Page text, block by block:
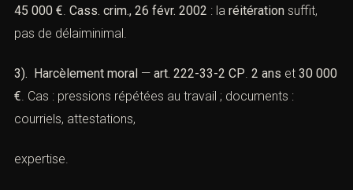
45 000 €. Cass. crim., 26 févr. 2002 : la réitération suffit,
pas de délaiminimal.
3). Harcèlement moral — art. 222-33-2 CP. 2 ans et 30 000
€. Cas : pressions répétées au travail ; documents :
courriels, attestations,
expertise.